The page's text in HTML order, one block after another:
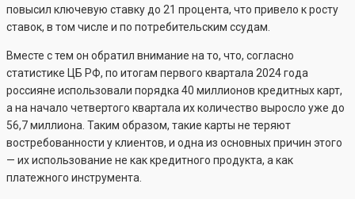
повысил ключевую ставку до 21 процента, что привело к росту
ставок, в том числе и по потребительским ссудам.
Вместе с тем он обратил внимание на то, что, согласно
статистике ЦБ РФ, по итогам первого квартала 2024 года
россияне использовали порядка 40 миллионов кредитных карт,
а на начало четвертого квартала их количество выросло уже до
56,7 миллиона. Таким образом, такие карты не теряют
востребованности у клиентов, и одна из основных причин этого
— их использование не как кредитного продукта, а как
платежного инструмента.